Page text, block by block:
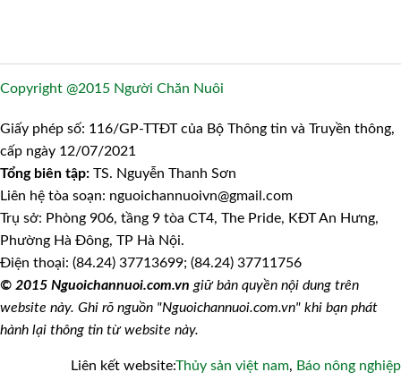
Copyright @2015 Người Chăn Nuôi
Giấy phép số: 116/GP-TTĐT của Bộ Thông tin và Truyền thông,
cấp ngày 12/07/2021
Tổng biên tập: TS. Nguyễn Thanh Sơn
Liên hệ tòa soạn: nguoichannuoivn@gmail.com
Trụ sở: Phòng 906, tầng 9 tòa CT4, The Pride, KĐT An Hưng,
Phường Hà Đông, TP Hà Nội.
Điện thoại: (84.24) 37713699; (84.24) 37711756
© 2015 Nguoichannuoi.com.vn giữ bản quyền nội dung trên
website này. Ghi rõ nguồn "Nguoichannuoi.com.vn" khi bạn phát
hành lại thông tin từ website này.
Liên kết website:Thủy sản việt nam, Báo nông nghiệp